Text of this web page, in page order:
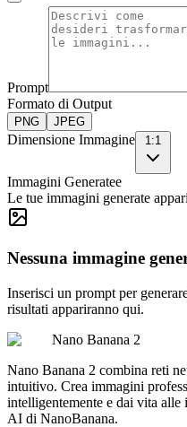
Prompt
Formato di Output
PNG JPEG
Dimensione Immagine 1:1
Immagini Generatee
Le tue immagini generate
Nessuna immagine
Inserisci un prompt per
risultati appariranno qui.
Nano Banana 2
Nano Banana 2 combina reti
intuitivo. Crea immagini
intelligentemente e dai vita alle
AI di NanoBanana.